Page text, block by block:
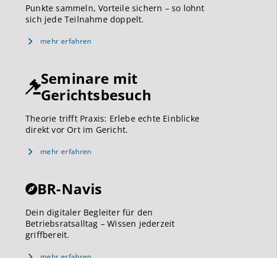
Punkte sammeln, Vorteile sichern – so lohnt
sich jede Teilnahme doppelt.
mehr erfahren
Seminare mit
Gerichtsbesuch
Theorie trifft Praxis: Erlebe echte Einblicke
direkt vor Ort im Gericht.
mehr erfahren
BR-Navis
Dein digitaler Begleiter für den
Betriebsratsalltag – Wissen jederzeit
griffbereit.